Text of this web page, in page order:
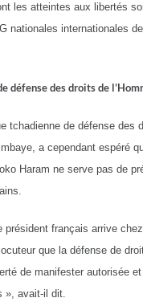
les atteintes aux libertés
nationales internationales
défense des droits de
tchadienne de défense des
a cependant espéré
Haram ne serve pas de
président français arrive
que la défense de
de manifester autorisée
», avait-il dit.